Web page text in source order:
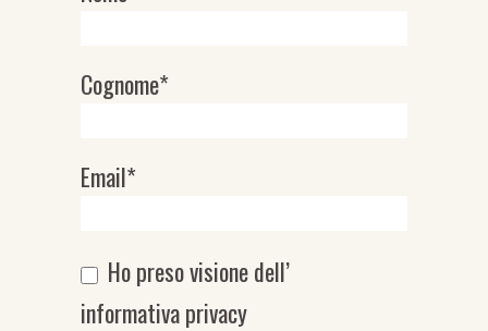
Cognome*
Email*
Ho preso visione dell’
informativa privacy